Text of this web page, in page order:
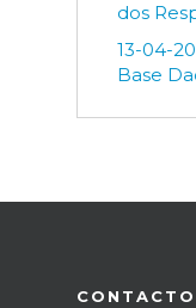
dos
13-04-
Base